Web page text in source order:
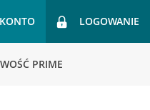
LOGOWANIE
PRIME